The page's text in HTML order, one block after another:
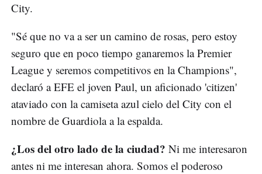
City.
"Sé que no va a ser un camino de rosas, pero estoy
seguro que en poco tiempo ganaremos la Premier
League y seremos competitivos en la Champions",
declaró a EFE el joven Paul, un aficionado 'citizen'
ataviado con la camiseta azul cielo del City con el
nombre de Guardiola a la espalda.
¿Los del otro lado de la ciudad? Ni me interesaron
antes ni me interesan ahora. Somos el poderoso